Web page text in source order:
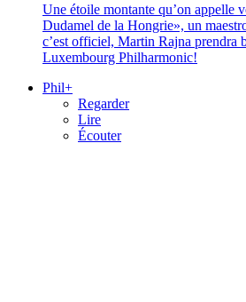
Une étoile montante qu’on appelle
Dudamel de la Hongrie», un
c’est officiel, Martin Rajna prendra
Luxembourg Philharmonic!
Phil+
Regarder
Lire
Écouter